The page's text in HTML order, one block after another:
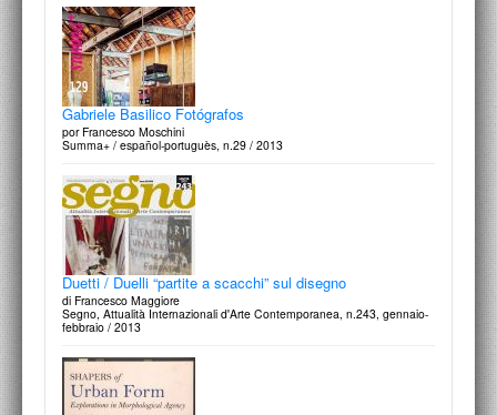
Gabriele Basilico Fotógrafos
por Francesco Moschini
Summa+ / español-portuguès, n.29 / 2013
Duetti / Duelli “partite a scacchi” sul disegno
di Francesco Maggiore
Segno, Attualità Internazionali d'Arte Contemporanea, n.243, gennaio-
febbraio / 2013